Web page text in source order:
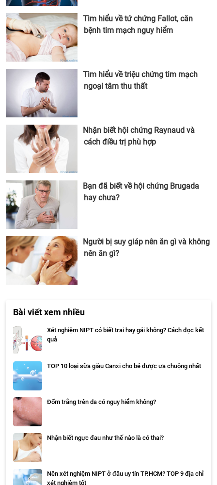
Tìm hiểu về tứ chứng Fallot, căn
bệnh tim mạch nguy hiểm
Tìm hiểu về triệu chứng tim mạch
ngoại tâm thu thất
Nhận biết hội chứng Raynaud và
cách điều trị phù hợp
Bạn đã biết về hội chứng Brugada
hay chưa?
Người bị suy giáp nên ăn gì và không
nên ăn gì?
Bài viết xem nhiều
Xét nghiệm NIPT có biết trai hay gái không? Cách đọc kết
quả
TOP 10 loại sữa giàu Canxi cho bé được ưa chuộng nhất
Đốm trắng trên da có nguy hiểm không?
Nhận biết ngực đau như thế nào là có thai?
Nên xét nghiệm NIPT ở đâu uy tín TP.HCM? TOP 9 địa chỉ
xét nghiệm tốt